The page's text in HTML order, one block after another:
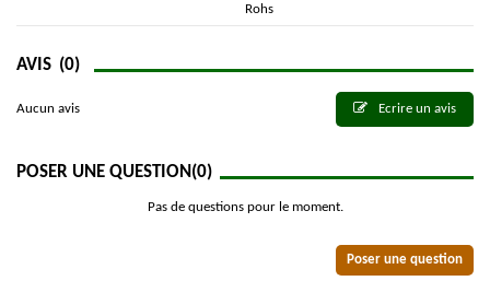
Rohs
AVIS (0)
Aucun avis Ecrire un avis
POSER UNE QUESTION(0)
Pas de questions pour le moment.
Poser une question